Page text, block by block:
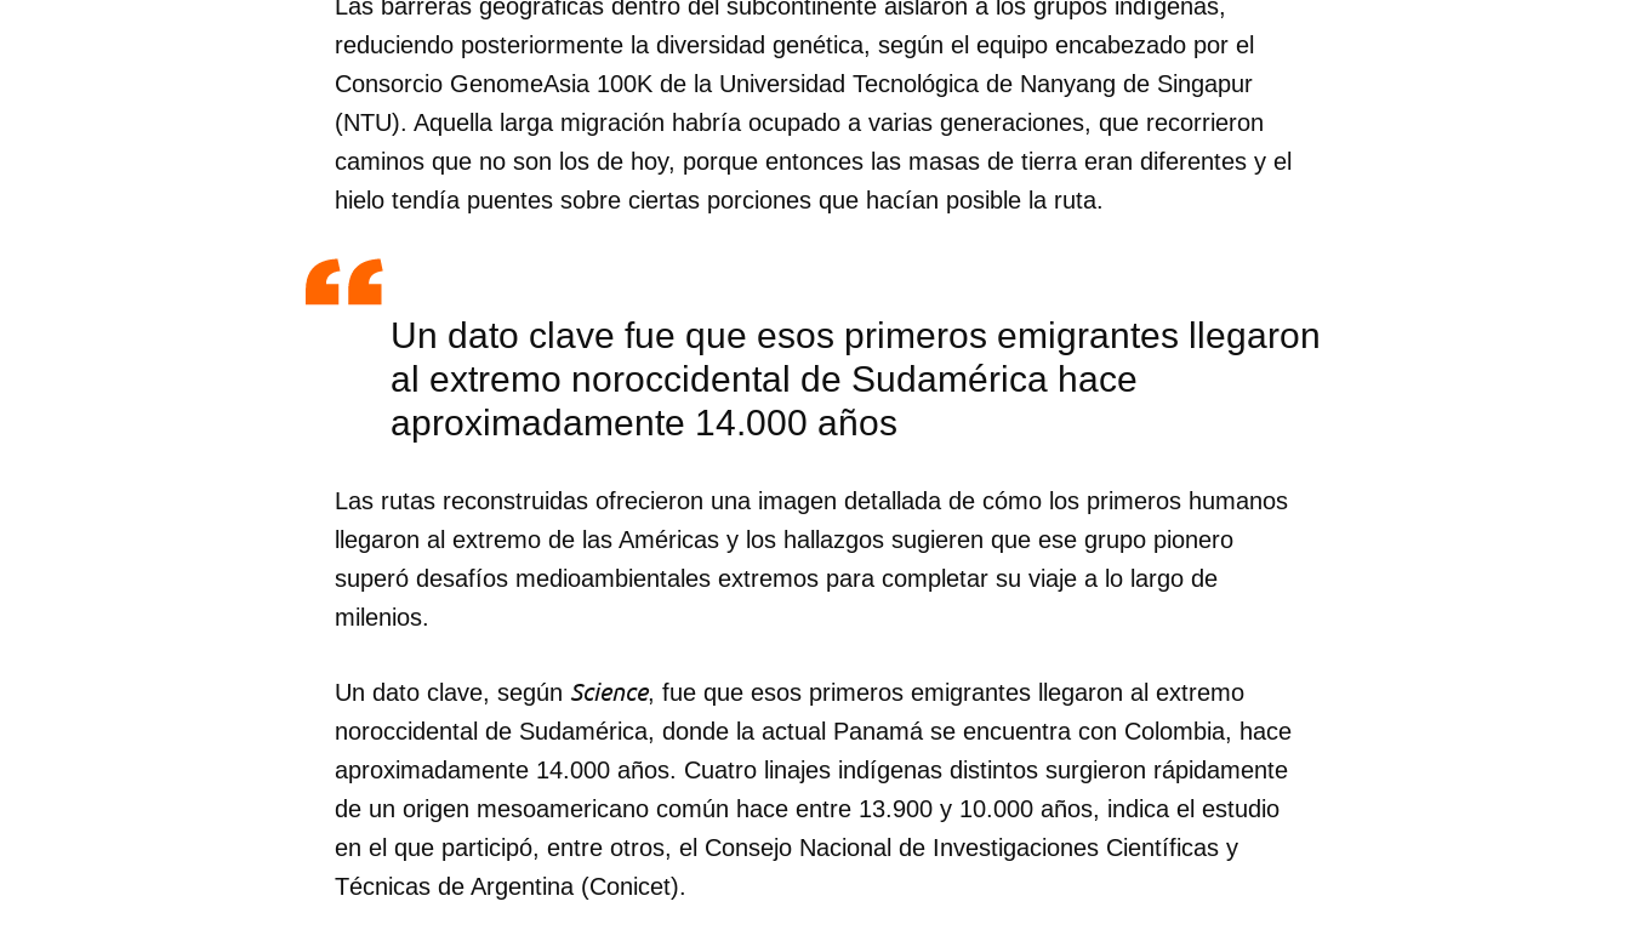
Guardar como favorito
Para poder guardar como favorito, primero has de iniciar sesión con tu
cuenta de 14ymedio.
INICIAR SESIÓN CANCELAR
Las barreras geográficas dentro del subcontinente aislaron a los grupos indígenas,
reduciendo posteriormente la diversidad genética, según el equipo encabezado por el
Consorcio GenomeAsia 100K de la Universidad Tecnológica de Nanyang de Singapur
(NTU). Aquella larga migración habría ocupado a varias generaciones, que recorrieron
caminos que no son los de hoy, porque entonces las masas de tierra eran diferentes y el
hielo tendía puentes sobre ciertas porciones que hacían posible la ruta.
Un dato clave fue que esos primeros emigrantes llegaron
al extremo noroccidental de Sudamérica hace
aproximadamente 14.000 años
Las rutas reconstruidas ofrecieron una imagen detallada de cómo los primeros humanos
llegaron al extremo de las Américas y los hallazgos sugieren que ese grupo pionero
superó desafíos medioambientales extremos para completar su viaje a lo largo de
milenios.
Un dato clave, según Science, fue que esos primeros emigrantes llegaron al extremo
noroccidental de Sudamérica, donde la actual Panamá se encuentra con Colombia, hace
aproximadamente 14.000 años. Cuatro linajes indígenas distintos surgieron rápidamente
de un origen mesoamericano común hace entre 13.900 y 10.000 años, indica el estudio
en el que participó, entre otros, el Consejo Nacional de Investigaciones Científicas y
Técnicas de Argentina (Conicet).